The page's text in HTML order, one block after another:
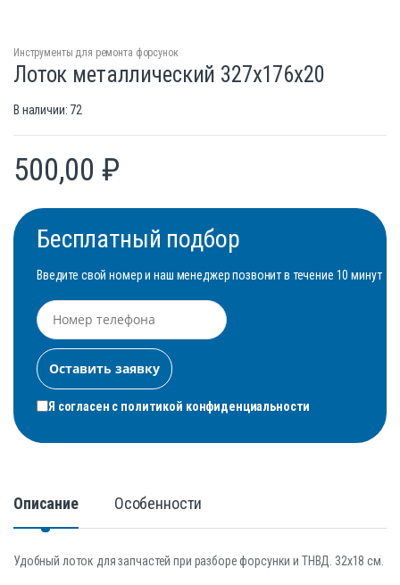
Инструменты для ремонта форсунок
Лоток металлический 327x176x20
В наличии: 72
500,00₽
Бесплатный подбор
Введите свой номер и наш менеджер позвонит в течение 10 минут
Я согласен с политикой конфиденциальности
Описание Особенности
Удобный лоток для запчастей при разборе форсунки и ТНВД. 32х18 см.